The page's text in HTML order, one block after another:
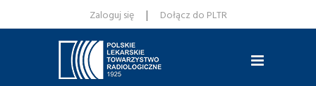
Zaloguj się | Dołącz do PLTR